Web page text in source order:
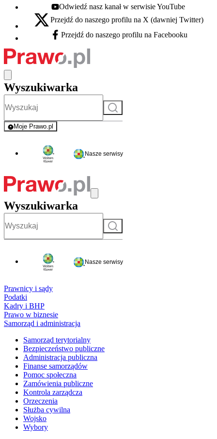
Youtube - otwiera się w nowej karcie
Odwiedź nasz kanał w serwisie YouTube
X - otwiera się w nowej karcie
Przejdź do naszego profilu na X (dawniej Twitter)
Facebook - otwiera się w nowej karcie
Przejdź do naszego profilu na Facebooku
Wyszukiwarka
Szukaj
Moje Prawo.pl
- rejestracja i logowanie do serwisu
Nasze serwisy
Wyszukiwarka
Szukaj
Nasze serwisy
Prawnicy i sądy
Podatki
Kadry i BHP
Prawo w biznesie
Samorząd i administracja
Samorząd terytorialny
Bezpieczeństwo publiczne
Administracja publiczna
Finanse samorządów
Pomoc społeczna
Zamówienia publiczne
Kontrola zarządcza
Orzeczenia
Służba cywilna
Wojsko
Wybory